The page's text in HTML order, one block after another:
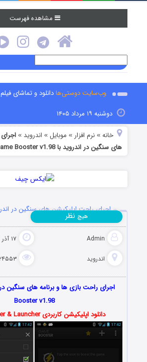
مشاهده فهرست
وب‌سایت دوستی‌هادانلود و تماشای فیلم
دوشنبه ۱۹ مرداد ۱۴۰۵
خانه »نرم افزار » موبایل » اندروید »
های سنگین در اندروید با Game Booster v1.98
v1.98
Admin ۱۷ آذر ۱۳۹۲
اندروید ۲۴۵۵۳
هیچ نظر
Booster v1.98
دانلود اپلیکیشن کاربردی Game Booster & Launcher